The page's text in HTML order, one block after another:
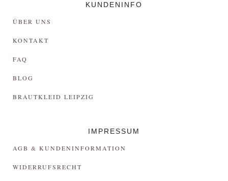
KUNDENINFO
ÜBER UNS
KONTAKT
FAQ
BLOG
BRAUTKLEID LEIPZIG
IMPRESSUM
AGB & KUNDENINFORMATION
WIDERRUFSRECHT